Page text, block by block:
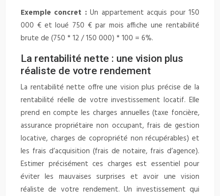
Exemple concret :Un appartement acquis pour 150
000 € et loué 750 € par mois affiche une rentabilité
brute de (750 * 12 / 150 000) * 100 = 6%.
La rentabilité nette : une vision plus
réaliste de votre rendement
La rentabilité nette offre une vision plus précise de la
rentabilité réelle de votre investissement locatif. Elle
prend en compte les charges annuelles (taxe foncière,
assurance propriétaire non occupant, frais de gestion
locative, charges de copropriété non récupérables) et
les frais d’acquisition (frais de notaire, frais d’agence).
Estimer précisément ces charges est essentiel pour
éviter les mauvaises surprises et avoir une vision
réaliste de votre rendement. Un investissement qui